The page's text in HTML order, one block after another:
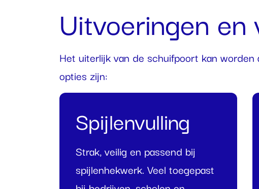
Uitvoeringen en
Het uiterlijk van de schuifpoort kan
opties zijn:
Spijlenvulling
Strak, veilig en passend bij
spijlenhekwerk. Veel toegepast